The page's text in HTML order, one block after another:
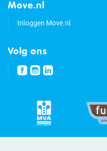
Move.nl
Inloggen Move.nl
Volg ons